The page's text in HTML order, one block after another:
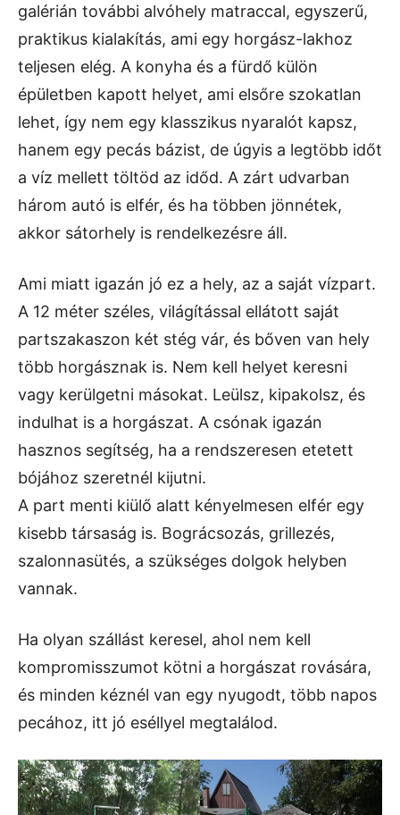
galérián további alvóhely matraccal, egyszerű,
praktikus kialakítás, ami egy horgász-lakhoz
teljesen elég. A konyha és a fürdő külön
épületben kapott helyet, ami elsőre szokatlan
lehet, így nem egy klasszikus nyaralót kapsz,
hanem egy pecás bázist, de úgyis a legtöbb időt
a víz mellett töltöd az időd. A zárt udvarban
három autó is elfér, és ha többen jönnétek,
akkor sátorhely is rendelkezésre áll.
Ami miatt igazán jó ez a hely, az a saját vízpart.
A 12 méter széles, világítással ellátott saját
partszakaszon két stég vár, és bőven van hely
több horgásznak is. Nem kell helyet keresni
vagy kerülgetni másokat. Leülsz, kipakolsz, és
indulhat is a horgászat. A csónak igazán
hasznos segítség, ha a rendszeresen etetett
bójához szeretnél kijutni.
A part menti kiülő alatt kényelmesen elfér egy
kisebb társaság is. Bográcsozás, grillezés,
szalonnasütés, a szükséges dolgok helyben
vannak.
Ha olyan szállást keresel, ahol nem kell
kompromisszumot kötni a horgászat rovására,
és minden kéznél van egy nyugodt, több napos
pecához, itt jó eséllyel megtalálod.